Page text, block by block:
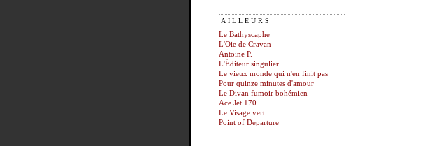
AILLEURS
Le Bathyscaphe
L'Oie de Cravan
Antoine P.
L'Éditeur singulier
Le vieux monde qui n'en finit pas
Pour quinze minutes d'amour
Le Divan fumoir bohémien
Ace Jet 170
Le Visage vert
Point of Departure